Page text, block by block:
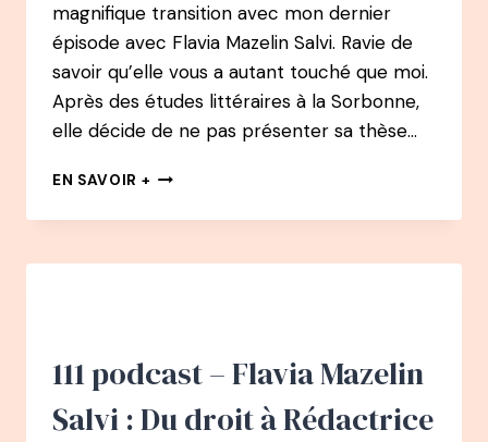
PERSONNES
magnifique transition avec mon dernier
épisode avec Flavia Mazelin Salvi. Ravie de
savoir qu’elle vous a autant touché que moi.
Après des études littéraires à la Sorbonne,
elle décide de ne pas présenter sa thèse…
EN SAVOIR + 112
–
PITON
PROJET
JOURNALISTE
111 podcast – Flavia Mazelin
Salvi : Du droit à Rédactrice